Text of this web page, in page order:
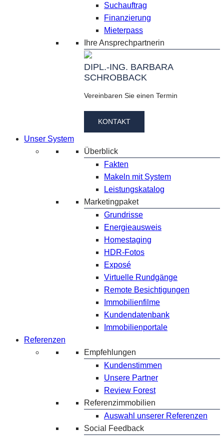
Suchauftrag
Finanzierung
Mieterpass
Ihre Ansprechpartnerin
DIPL.-ING. BARBARA
SCHROBBACK
Vereinbaren Sie einen Termin
KONTAKT
Unser System
Überblick
Fakten
Makeln mit System
Leistungskatalog
Marketingpaket
Grundrisse
Energieausweis
Homestaging
HDR-Fotos
Exposé
Virtuelle Rundgänge
Remote Besichtigungen
Immobilienfilme
Kundendatenbank
Immobilienportale
Referenzen
Empfehlungen
Kundenstimmen
Unsere Partner
Review Forest
Referenzimmobilien
Auswahl unserer Referenzen
Social Feedback